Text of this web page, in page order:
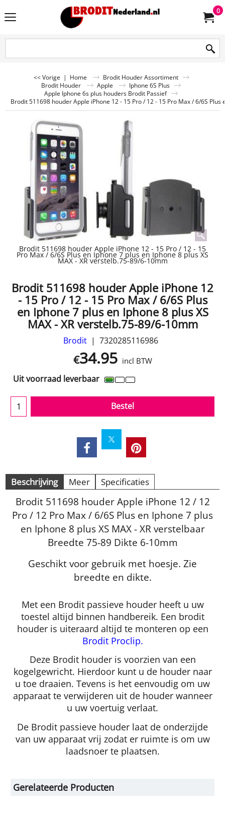
0
<< Vorige | Home
Brodit Houder Assortiment
Brodit Houder
Apple
Iphone 6S Plus
Apple Iphone 6s plus houders Brodit Passief
Brodit 511698 houder Apple iPhone 12 - 15 Pro / 12 - 15 Pro Max / 6/6S
Brodit 511698 houder Apple iPhone 12 - 15 Pro / 12 - 15
Pro Max / 6/6S Plus en Iphone 7 plus en Iphone 8 plus XS
MAX - XR verstelb.75-89/6-10mm
Brodit 511698 houder Apple iPhone 12
- 15 Pro / 12 - 15 Pro Max / 6/6S Plus
en Iphone 7 plus en Iphone 8 plus XS
MAX - XR verstelb.75-89/6-10mm
Brodit 7320285116986
€34.95 incl BTW
Uit voorraad leverbaar
Bestel
Beschrijving Meer Specificaties
Brodit 511698 houder Apple iPhone 12 / 12
Pro / 12 Pro Max / 6/6S Plus en Iphone 7 plus
en Iphone 8 plus XS MAX - XR verstelbaar
Breedte 75-89 Dikte 6-10mm
Geschikt voor gebruik met hoesje. Zie
breedte en dikte.
Met een Brodit passieve houder heeft u uw
toestel altijd binnen handbereik. Een brodit
houder is uiteraard altijd te monteren op een
Brodit Proclip.
Deze Brodit houder is voorzien van een
kogelgewricht. Hierdoor kunt u de houder naar
u toe draaien. Tevens is het eenvoudig om uw
apparaat te verwijderen uit de houder wanneer
u uw voertuig verlaat.
De Brodit passieve houder laat de onderzijde
van uw apparaat vrij zodat er ruimte is om uw
laadsnoer te plaatsen.
Gerelateerde Producten